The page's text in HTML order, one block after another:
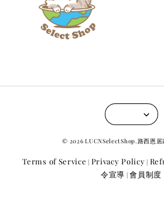
© 2026 LUCNSelectShop.路西恩居
Terms of Service | Privacy Policy |
令宣導 |會員制度